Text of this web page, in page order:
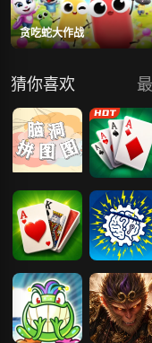
贪吃蛇大作战
猜你喜欢
脑洞大考验 纸牌接龙
经典纸牌接龙 旋转脑洞吧